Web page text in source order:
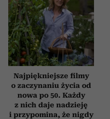
Najpiękniejsze filmy
o zaczynaniu życia od
nowa po 50. Każdy
z nich daje nadzieję
i przypomina, że nigdy